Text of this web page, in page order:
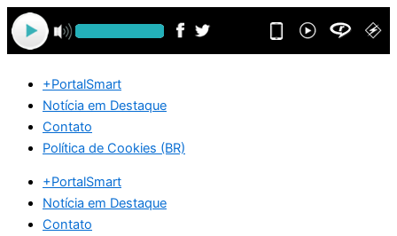
Ir
para
o
+PortalSmart
Notícia em Destaque
Contato
Política de Cookies (BR)
+PortalSmart
Notícia em Destaque
Contato